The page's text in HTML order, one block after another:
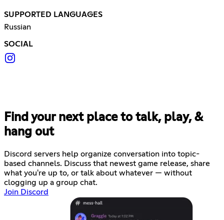
SUPPORTED LANGUAGES
Russian
SOCIAL
Find your next place to talk, play, &
hang out
Discord servers help organize conversation into topic-
based channels. Discuss that newest game release, share
what you're up to, or talk about whatever — without
clogging up a group chat.
Join Discord